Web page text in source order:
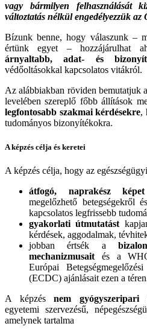
vagy bármilyen felhasználását
változtatás nélkül engedélyezzük az
Bízunk benne, hogy válaszunk –
értünk egyet – hozzájárulhat
árnyaltabb, adat- és
védőoltásokkal kapcsolatos vitákról.
Az alábbiakban röviden bemutatjuk
levelében szereplő főbb állítások
legfontosabb szakmai kérdésekre,
tudományos bizonyítékokra.
A képzés célja és keretei
A képzés célja, hogy az
átfogó, naprakész képet
megelőzhető betegségekről
kapcsolatos legfrissebb
gyakorlati útmutatást
kérdések, aggodalmak,
jobban értsék a
mechanizmusait és a
Európai
(ECDC) ajánlásait ezen a
A képzés nem gyógyszeripari
egyetemi szervezésű,
amelynek tartalma